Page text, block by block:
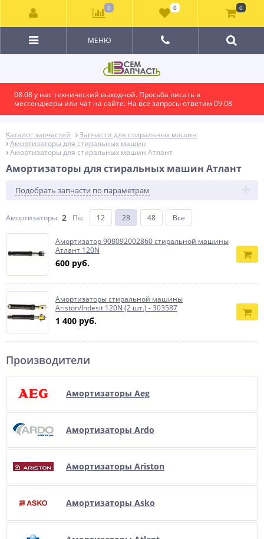
08.08 у нас технический выходной. Просьба писать в
мессенджеры или чат на сайте. На все запросы ответим 09.08
МЕНЮ
Каталог запчастей
Запчасти для стиральных машин
Амортизаторы для стиральных машин
Амортизаторы для стиральных машин Атлант
Амортизаторы для стиральных машин Атлант
Подобрать запчасти по параметрам
Амортизаторы: 2 По: 12 28 48 Все
Амортизатор 908092002860 стиральной машины
Атлант 120N
600 руб.
Амортизаторы стиральной машины
Ariston/Indesit 120N (2 шт.) - 303587
1 400 руб.
Производители
Амортизаторы Aeg
Амортизаторы Ardo
Амортизаторы Ariston
Амортизаторы Asko
0 0 0